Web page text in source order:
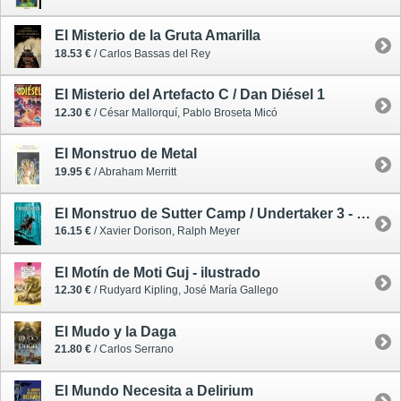
El Misterio de la Gruta Amarilla
18.53 € / Carlos Bassas del Rey
El Misterio del Artefacto C / Dan Diésel 1
12.30 € / César Mallorquí, Pablo Broseta Micó
El Monstruo de Metal
19.95 € / Abraham Merritt
El Monstruo de Sutter Camp / Undertaker 3 - cómic
16.15 € / Xavier Dorison, Ralph Meyer
El Motín de Moti Guj - ilustrado
12.30 € / Rudyard Kipling, José María Gallego
El Mudo y la Daga
21.80 € / Carlos Serrano
El Mundo Necesita a Delirium